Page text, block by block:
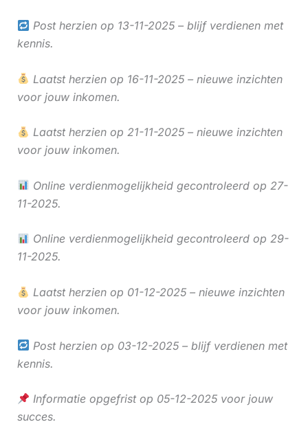
Post herzien op 13-11-2025 – blijf verdienen met
kennis.
Laatst herzien op 16-11-2025 – nieuwe inzichten
voor jouw inkomen.
Laatst herzien op 21-11-2025 – nieuwe inzichten
voor jouw inkomen.
Online verdienmogelijkheid gecontroleerd op 27-
11-2025.
Online verdienmogelijkheid gecontroleerd op 29-
11-2025.
Laatst herzien op 01-12-2025 – nieuwe inzichten
voor jouw inkomen.
Post herzien op 03-12-2025 – blijf verdienen met
kennis.
Informatie opgefrist op 05-12-2025 voor jouw
succes.